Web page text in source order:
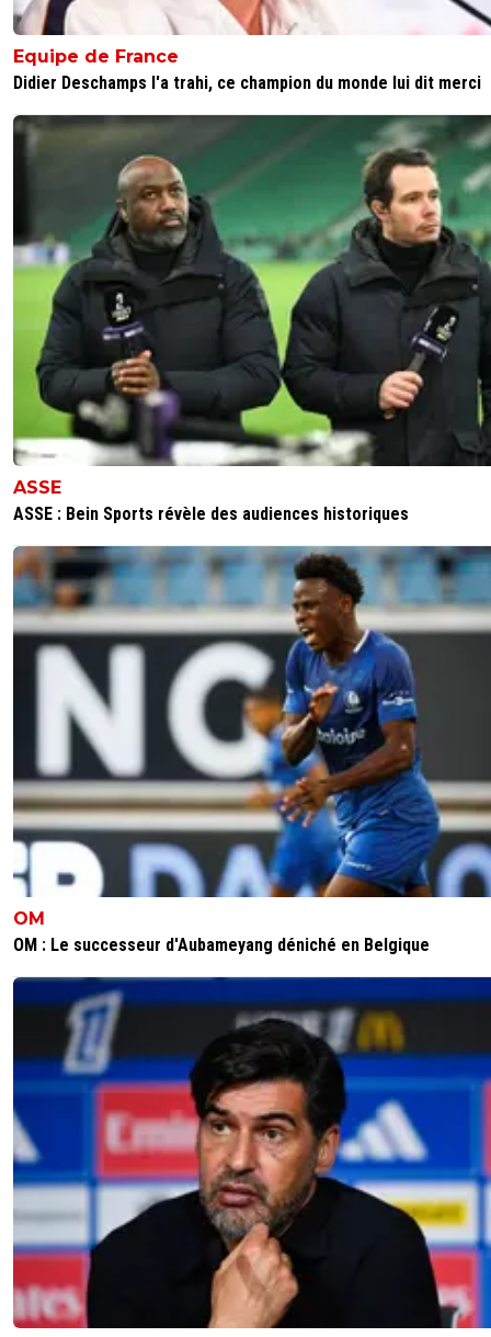
Equipe de France
Didier Deschamps l'a trahi, ce champion du monde lui dit merci
ASSE
ASSE : Bein Sports révèle des audiences historiques
OM
OM : Le successeur d'Aubameyang déniché en Belgique